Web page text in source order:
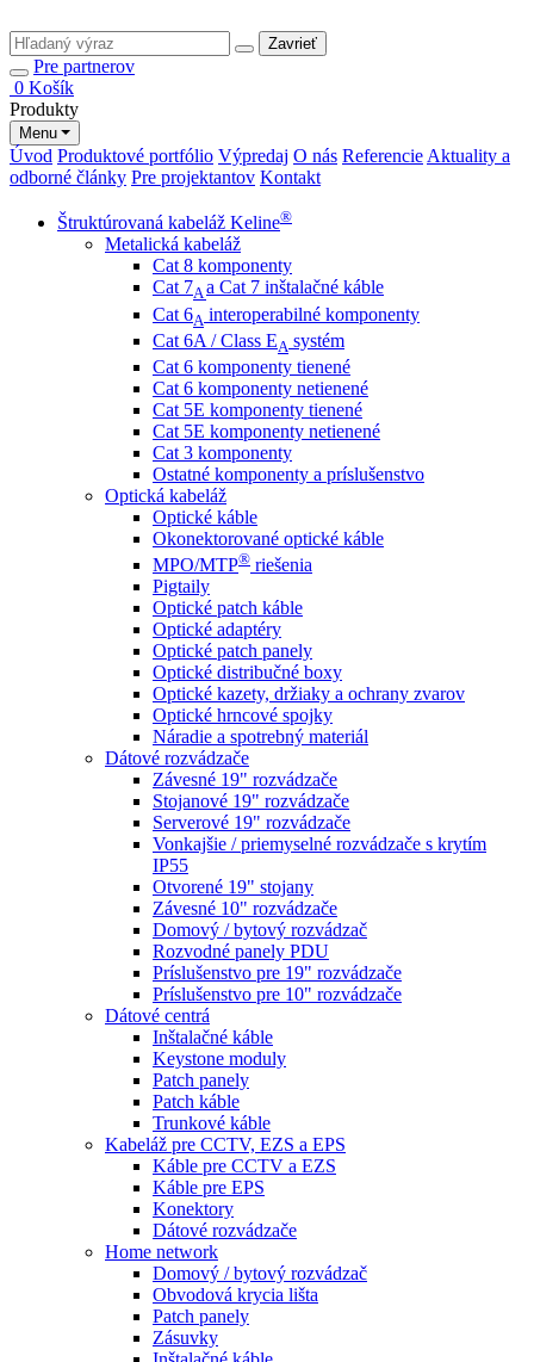
Zavrieť
Pre partnerov
0 Košík
Produkty
Menu
Úvod Produktové portfólio Výpredaj O nás Referencie Aktuality a
odborné články Pre projektantov Kontakt
Štruktúrovaná kabeláž Keline®
Metalická kabeláž
Cat 8 komponenty
Cat 7Aa Cat 7 inštalačné káble
Cat 6A interoperabilné komponenty
Cat 6A / Class EA systém
Cat 6 komponenty tienené
Cat 6 komponenty netienené
Cat 5E komponenty tienené
Cat 5E komponenty netienené
Cat 3 komponenty
Ostatné komponenty a príslušenstvo
Optická kabeláž
Optické káble
Okonektorované optické káble
MPO/MTP® ​ riešenia
Pigtaily
Optické patch káble
Optické adaptéry
Optické patch panely
Optické distribučné boxy
Optické kazety, držiaky a ochrany zvarov
Optické hrncové spojky
Náradie a spotrebný materiál
Dátové rozvádzače
Závesné 19" rozvádzače
Stojanové 19" rozvádzače
Serverové 19" rozvádzače
Vonkajšie / priemyselné rozvádzače s krytím
IP55
Otvorené 19" stojany
Závesné 10" rozvádzače
Domový / bytový rozvádzač
Rozvodné panely PDU
Príslušenstvo pre 19" rozvádzače
Príslušenstvo pre 10" rozvádzače
Dátové centrá
Inštalačné káble
Keystone moduly
Patch panely
Patch káble
Trunkové káble
Kabeláž pre CCTV, EZS a EPS
Káble pre CCTV a EZS
Káble pre EPS
Konektory
Dátové rozvádzače
Home network
Domový / bytový rozvádzač
Obvodová krycia lišta
Patch panely
Zásuvky